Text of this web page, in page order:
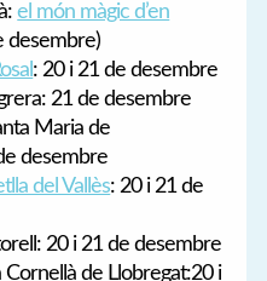
el món màgic d’en
desembre)
: 20 i 21 de desembre
21 de desembre
Maria de
desembre
del Vallès: 20 i 21 de
20 i 21 de desembre
Cornellà de Llobregat:20 i